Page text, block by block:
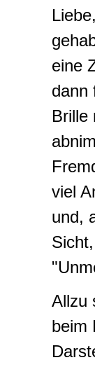
eine
dann
Brille
viel
und,
Allzu
beim